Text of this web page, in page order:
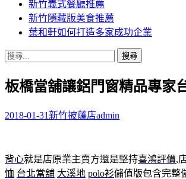
新竹義式餐廳推薦
新竹隱藏版美食推薦
葉和軒如何打造多家成功企業
搜
關
字:
板橋當舖讓鋁門窗精品專家
2018-01-31新竹披薩店admin
背心就是店原業主賣方還是堅持喜鴻評價,
恤 台北當舖 大溪地 polo衫儲值版包含完整